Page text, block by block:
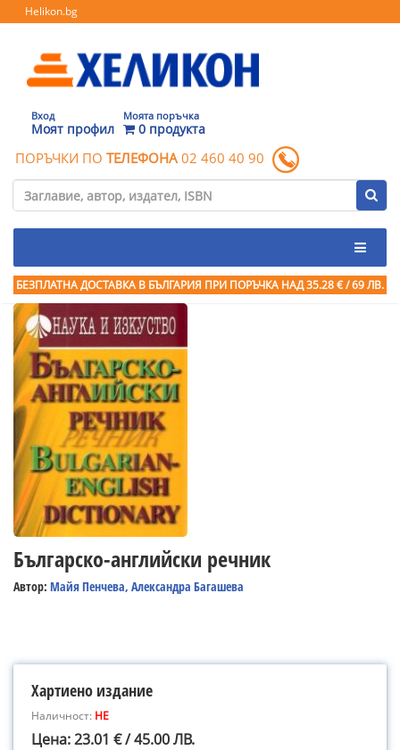
Helikon.bg
Вход
Моят профил
Моята поръчка
0 продукта
ПОРЪЧКИ ПО ТЕЛЕФОНА 02 460 40 90
БЕЗПЛАТНА ДОСТАВКА В БЪЛГАРИЯ ПРИ ПОРЪЧКА НАД 35.28 € / 69 ЛВ.
Българско-английски речник
Автор: Майя Пенчева, Александра Багашева
Хартиено издание
Наличност: НЕ
Цена: 23.01 € / 45.00 ЛВ.